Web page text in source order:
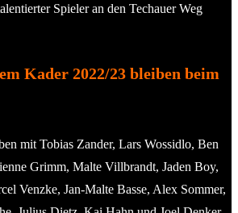
Spieler an den Techauer Weg
Kader 2022/23 bleiben beim
mit Tobias Zander, Lars Wossidlo, Ben
Grimm, Malte Villbrandt, Jaden Boy,
Venzke, Jan-Malte Basse, Alex Sommer,